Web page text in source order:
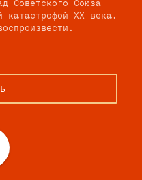
Советского Союза
катастрофой XX века.